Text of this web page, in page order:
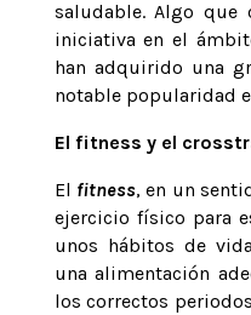
saludable. Algo que
iniciativa en el
han adquirido una
notable popularidad
El fitness y el
El fitness, en un
ejercicio físico para
unos hábitos de
una alimentación
los correctos